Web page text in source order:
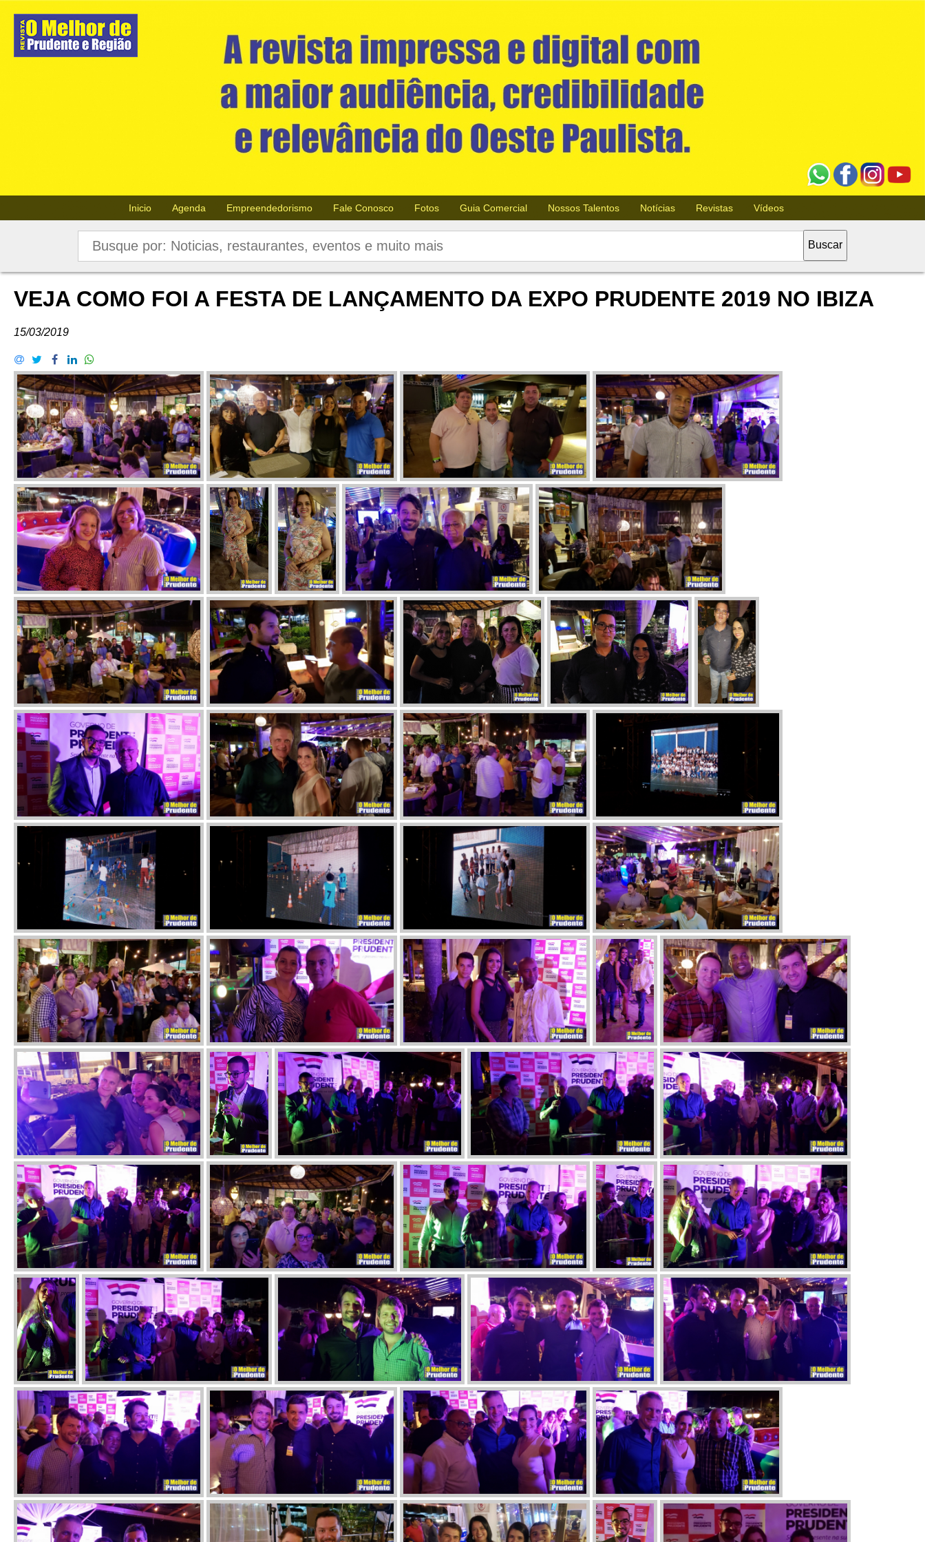
Inicio Agenda Empreendedorismo Fale Conosco Fotos Guia Comercial Nossos Talentos Notícias Revistas Vídeos
VEJA COMO FOI A FESTA DE LANÇAMENTO DA EXPO PRUDENTE 2019 NO IBIZA
15/03/2019